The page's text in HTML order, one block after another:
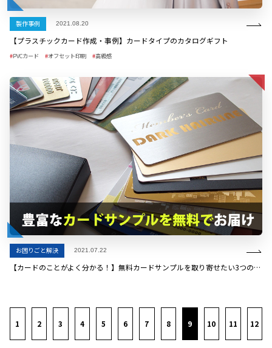
製作事例 2021.08.20
【プラスチックカード作成・事例】カードタイプのカタログギフト
PVCカード オフセット印刷 高級感
お困りごと解決 2021.07.22
【カードのことがよく分かる！】無料カードサンプルを取り寄せたい3つの理由
1 2 3 4 5 6 7 8 9 10 11 12